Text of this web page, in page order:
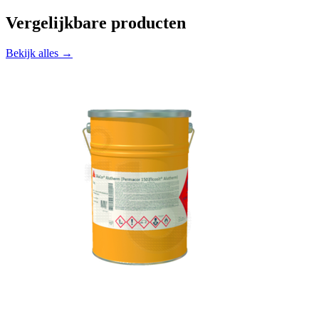
Vergelijkbare producten
Bekijk alles →